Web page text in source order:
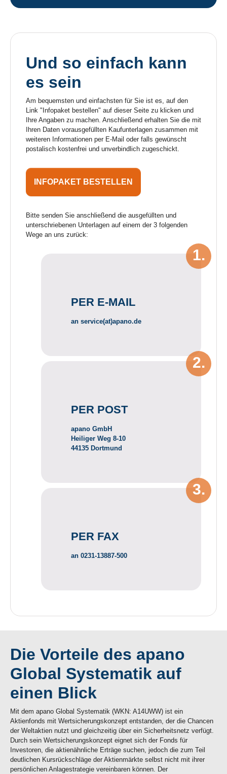
Und so einfach kann
es sein
Am bequemsten und einfachsten für Sie ist es, auf den
Link "Infopaket bestellen" auf dieser Seite zu klicken und
Ihre Angaben zu machen. Anschließend erhalten Sie die mit
Ihren Daten vorausgefüllten Kaufunterlagen zusammen mit
weiteren Informationen per E-Mail oder falls gewünscht
postalisch kostenfrei und unverbindlich zugeschickt.
INFOPAKET BESTELLEN
Bitte senden Sie anschließend die ausgefüllten und
unterschriebenen Unterlagen auf einem der 3 folgenden
Wege an uns zurück:
PER E-MAIL
an service(at)apano.de
PER POST
apano GmbH
Heiliger Weg 8-10
44135 Dortmund
PER FAX
an 0231-13887-500
Die Vorteile des apano
Global Systematik auf
einen Blick
Mit dem apano Global Systematik (WKN: A14UWW) ist ein
Aktienfonds mit Wertsicherungskonzept entstanden, der die Chancen
der Weltaktien nutzt und gleichzeitig über ein Sicherheitsnetz verfügt.
Durch sein Wertsicherungskonzept eignet sich der Fonds für
Investoren, die aktienähnliche Erträge suchen, jedoch die zum Teil
deutlichen Kursrückschläge der Aktienmärkte selbst nicht mit ihrer
persönlichen Anlagestrategie vereinbaren können. Der